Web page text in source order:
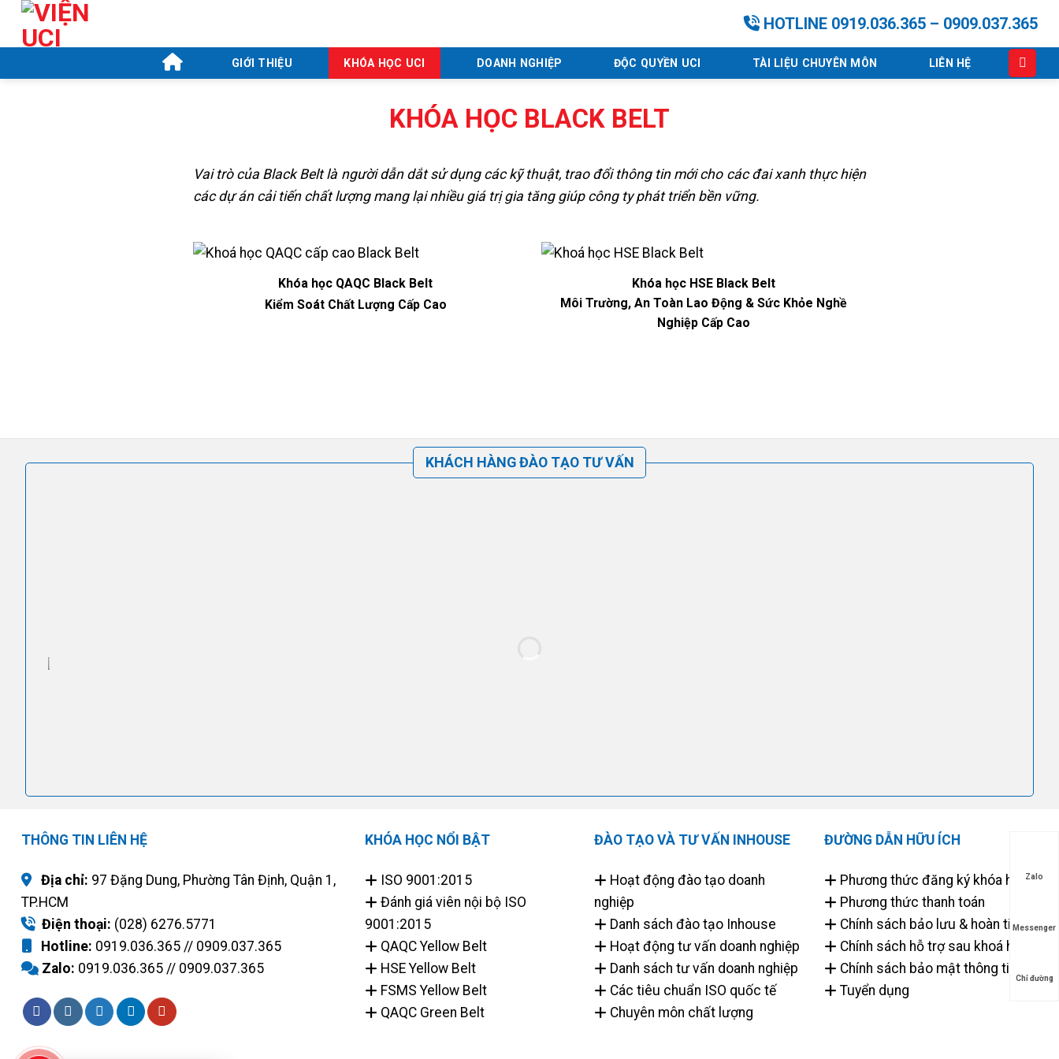
Skip
HOTLINE 0919.036.365 – 0909.037.365
GIỚI THIỆU KHÓA HỌC UCI DOANH NGHIỆP ĐỘC QUYỀN UCI TÀI LIỆU CHUYÊN MÔN LIÊN HỆ
KHÓA HỌC BLACK BELT
Vai trò của Black Belt là người dẫn dắt sử dụng các kỹ thuật, trao đổi thông tin mới cho các đai xanh thực hiện
các dự án cải tiến chất lượng mang lại nhiều giá trị gia tăng giúp công ty phát triển bền vững.
Khóa học QAQC Black Belt
Kiểm Soát Chất Lượng Cấp Cao
Khóa học HSE Black Belt
Môi Trường, An Toàn Lao Động & Sức Khỏe Nghề
Nghiệp Cấp Cao
KHÁCH HÀNG ĐÀO TẠO TƯ VẤN
THÔNG TIN LIÊN HỆ
Địa chỉ: 97 Đặng Dung, Phường Tân Định, Quận 1,
TP.HCM
Điện thoại: (028) 6276.5771
Hotline: 0919.036.365 // 0909.037.365
Zalo: 0919.036.365 // 0909.037.365
KHÓA HỌC NỔI BẬT
ISO 9001:2015
Đánh giá viên nội bộ ISO
9001:2015
QAQC Yellow Belt
HSE Yellow Belt
FSMS Yellow Belt
QAQC Green Belt
ĐÀO TẠO VÀ TƯ VẤN INHOUSE
Hoạt động đào tạo doanh
nghiệp
Danh sách đào tạo Inhouse
Hoạt động tư vấn doanh nghiệp
Danh sách tư vấn doanh nghiệp
Các tiêu chuẩn ISO quốc tế
Chuyên môn chất lượng
ĐƯỜNG DẪN HỮU ÍCH
Phương thức đăng ký khóa học
Phương thức thanh toán
Chính sách bảo lưu & hoàn tiền
Chính sách hỗ trợ sau khoá học
Chính sách bảo mật thông tin
Tuyển dụng
Zalo
Messenger
Chỉ đường